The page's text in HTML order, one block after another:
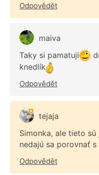
Odpovědět
maiva
Taky si pamatuji
knedlík
Odpovědět
tejaja
Simonka, ale tieto
nedajú sa porovnať
Odpovědět